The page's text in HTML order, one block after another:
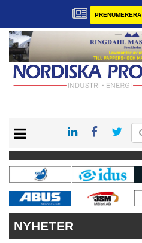
PRENUMERERA
KONTAKT
VÅRA ANDRA MAGASIN
PRENUMERERA
ANNONSERA
NYHETER